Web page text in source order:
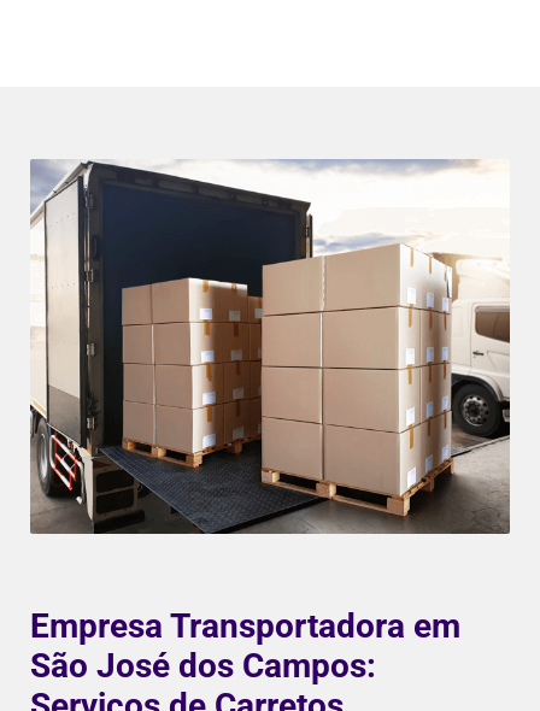
Empresa Transportadora em
São José dos Campos: